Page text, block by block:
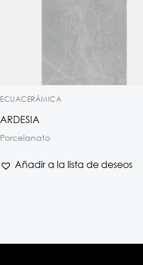
ECUACERÁMICA
ARDESIA
Porcelanato
Añadir a la lista de deseos